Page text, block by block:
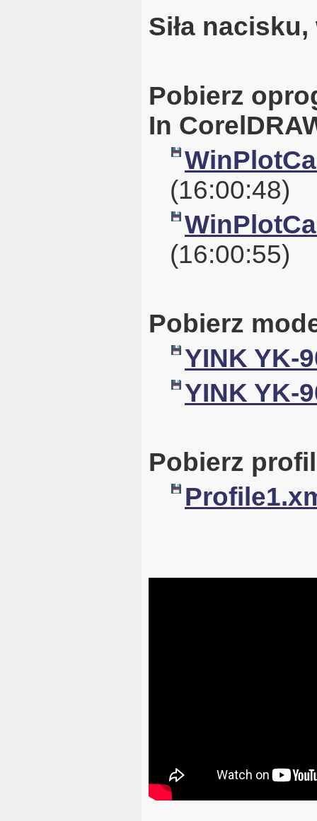
Siła
Pobierz
In
(16:00:48)
(16:00:55)
Pobierz
YINK YK-
YINK YK-
Pobierz